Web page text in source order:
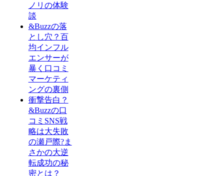
ノリの体験
談
&Buzzの落
とし穴？百
均インフル
エンサーが
暴く口コミ
マーケティ
ングの裏側
衝撃告白？
&Buzzの口
コミSNS戦
略は大失敗
の瀬戸際?ま
さかの大逆
転成功の秘
密とは？